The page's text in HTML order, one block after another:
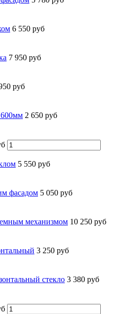
6 550 руб
7 950 руб
руб
2 650 руб
5 550 руб
фасадом 5 050 руб
механизмом 10 250 руб
3 250 руб
стекло 3 380 руб